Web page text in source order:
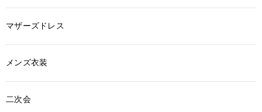
マザーズドレス
メンズ衣装
二次会